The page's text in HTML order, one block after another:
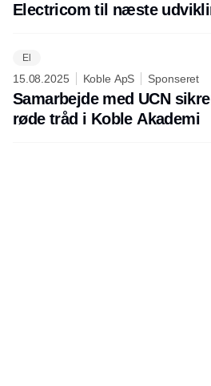
Electricom til næste
El
15.08.2025 Koble ApS Sponseret
Samarbejde med UCN
røde tråd i Koble Akademi